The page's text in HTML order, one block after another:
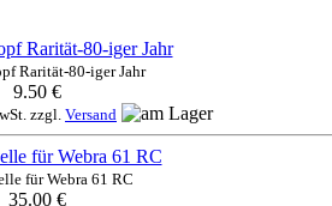
Rarität-80-iger Jahr
9.50 €
zzgl. Versand
für Webra 61 RC
35.00 €